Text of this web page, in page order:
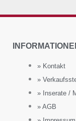
» Kontakt
»
» Inserate /
» AGB